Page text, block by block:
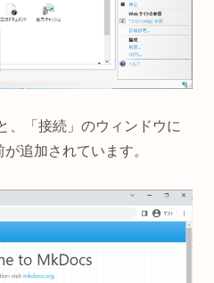
、「接続」のウィンドウに
追加されています。